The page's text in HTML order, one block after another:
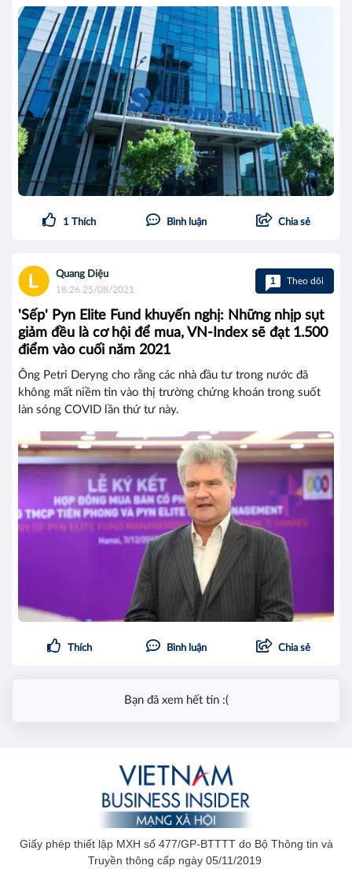
1 Thích Bình luận Chia sẻ
Quang Diệu
18:26 25/08/2021
1 Theo dõi
'Sếp' Pyn Elite Fund khuyến nghị: Những nhịp sụt
giảm đều là cơ hội để mua, VN-Index sẽ đạt 1.500
điểm vào cuối năm 2021
Ông Petri Deryng cho rằng các nhà đầu tư trong nước đã
không mất niềm tin vào thị trường chứng khoán trong suốt
làn sóng COVID lần thứ tư này.
Thích Bình luận Chia sẻ
Bạn đã xem hết tin :(
Giấy phép thiết lập MXH số 477/GP-BTTTT do Bộ Thông tin và
Truyền thông cấp ngày 05/11/2019